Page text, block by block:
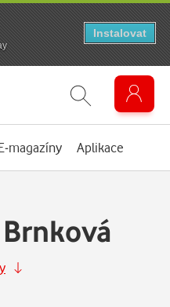
magazíny Aplikace
Instalovat